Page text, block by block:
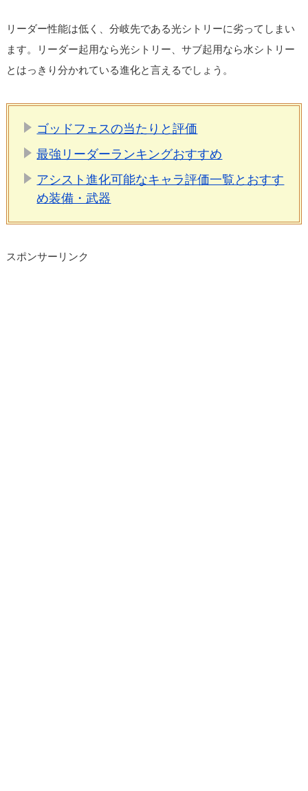
リーダー性能は低く、分岐先である光シトリーに劣ってしまい
ます。リーダー起用なら光シトリー、サブ起用なら水シトリー
とはっきり分かれている進化と言えるでしょう。
ゴッドフェスの当たりと評価
最強リーダーランキングおすすめ
アシスト進化可能なキャラ評価一覧とおすす
め装備・武器
スポンサーリンク